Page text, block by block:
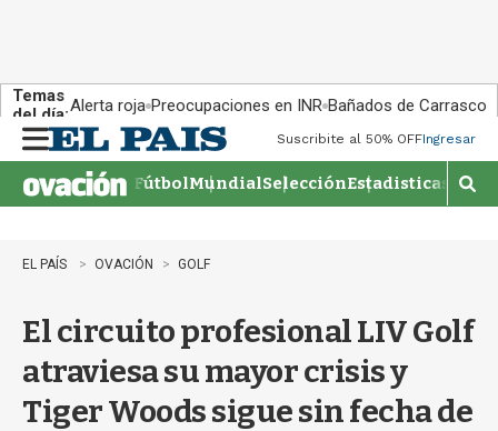
Temas
del día:Alerta roja Preocupaciones en INR Bañados de Carrasco
n
u
Suscribite al 50% OFFIngresar
FútbolMundialSelecciónEstadisticas
M
o
r
b
q
EL PAÍS OVACIÓN GOLF
El circuito profesional LIV Golf
atraviesa su mayor crisis y
Tiger Woods sigue sin fecha de